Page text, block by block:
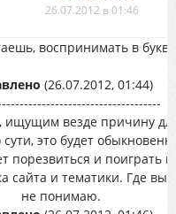
26.07.2012 в 01:46
воспринимать в
(26.07.2012, 01:44)
ищущим везде причину
это будет
и поиграть в
сайта и тематики. Где вы
не понимаю.